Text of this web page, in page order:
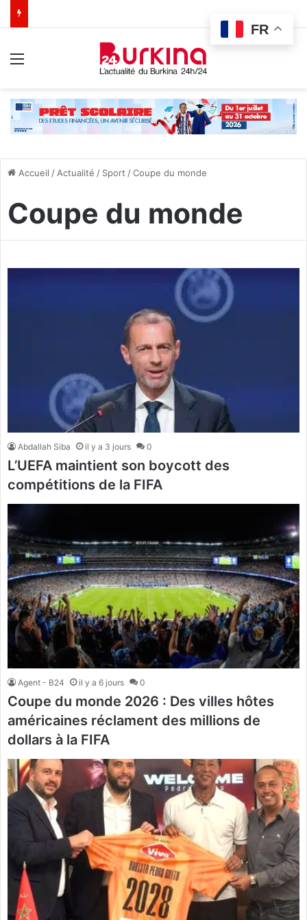
Accueil / Actualité / Sport /Coupe du monde
Coupe du monde
Abdallah Siba il y a 3 jours 0
L’UEFA maintient son boycott des
compétitions de la FIFA
Agent - B24 il y a 6 jours 0
Coupe du monde 2026 : Des villes hôtes
américaines réclament des millions de
dollars à la FIFA
FR